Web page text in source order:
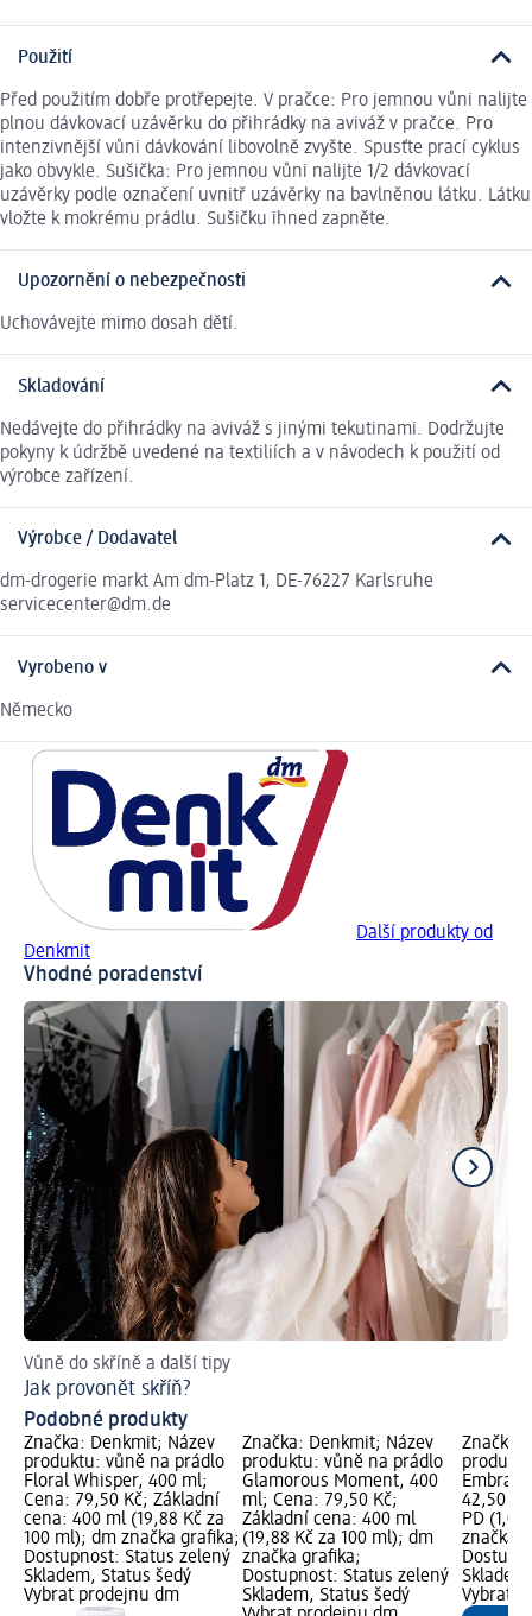
Použití
Před použitím dobře protřepejte. V pračce: Pro jemnou vůni nalijte
plnou dávkovací uzávěrku do přihrádky na aviváž v pračce. Pro
intenzivnější vůni dávkování libovolně zvyšte. Spusťte prací cyklus
jako obvykle. Sušička: Pro jemnou vůni nalijte 1/2 dávkovací
uzávěrky podle označení uvnitř uzávěrky na bavlněnou látku. Látku
vložte k mokrému prádlu. Sušičku ihned zapněte.
Upozornění o nebezpečnosti
Uchovávejte mimo dosah dětí.
Skladování
Nedávejte do přihrádky na aviváž s jinými tekutinami. Dodržujte
pokyny k údržbě uvedené na textiliích a v návodech k použití od
výrobce zařízení.
Výrobce / Dodavatel
dm-drogerie markt Am dm-Platz 1, DE-76227 Karlsruhe
servicecenter@dm.de
Vyrobeno v
Německo
Další produkty od
Denkmit
Vhodné poradenství
Vůně do skříně a další tipy
Jak provonět skříň?
Podobné produkty
Značka: Denkmit; Název
produktu: vůně na prádlo
Floral Whisper, 400 ml;
Cena: 79,50 Kč; Základní
cena: 400 ml (19,88 Kč za
100 ml); dm značka grafika;
Dostupnost: Status zelený
Skladem, Status šedý
Vybrat prodejnu dm
Značka: Denkmit; Název
produktu: vůně na prádlo
Glamorous Moment, 400
ml; Cena: 79,50 Kč;
Základní cena: 400 ml
(19,88 Kč za 100 ml); dm
značka grafika;
Dostupnost: Status zelený
Skladem, Status šedý
Značka:
42,50
PD
značka
Vybrat